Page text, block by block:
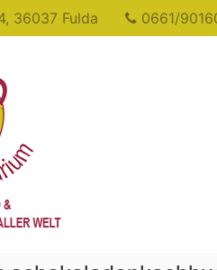
36037 Fulda 0661/